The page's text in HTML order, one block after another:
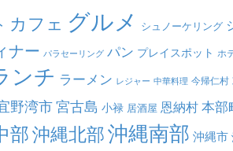
カフェ グルメ シュノーケリング
ナー パラセーリング パン プレイスポット ホ
ンチ ラーメン レジャー 中華料理 今帰仁村
野湾市宮古島 小禄 居酒屋 恩納村本部
部沖縄北部沖縄南部 沖縄市